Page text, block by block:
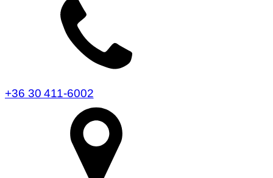
+36 30 411-6002